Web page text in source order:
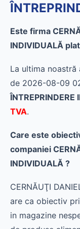
Este firma
INDIVIDUALĂ
La ultima
de 2026-08-09
ÎNTREPRINDERE
TVA.
Care este
companiei
INDIVIDUALĂ ?
CERNĂUŢI
are ca obiectiv
in magazine